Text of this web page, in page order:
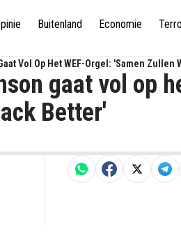
Buitenland Economie
Vol Op Het WEF-Orgel: 'Samen Zullen
gaat vol op
Better'